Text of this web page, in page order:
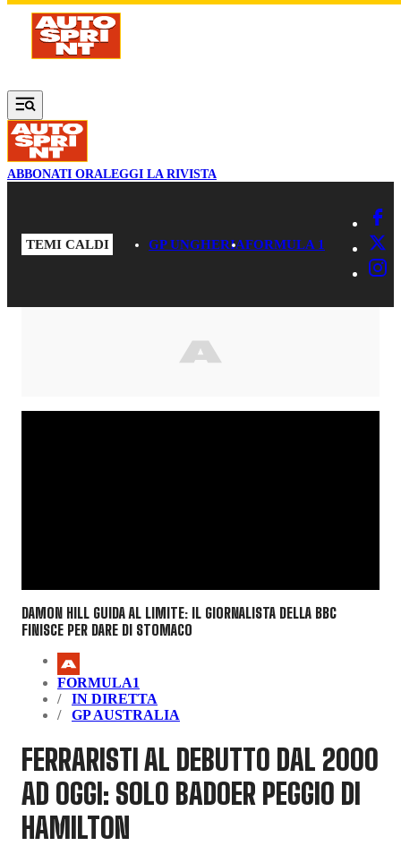
Vai al contenuto principale
ABBONATI ORALEGGI LA RIVISTA
TEMI CALDI GP UNGHERIAFORMULA 1
DAMON HILL GUIDA AL LIMITE: IL GIORNALISTA DELLA BBC
FINISCE PER DARE DI STOMACO
FORMULA1
IN DIRETTA
GP AUSTRALIA
FERRARISTI AL DEBUTTO DAL 2000
AD OGGI: SOLO BADOER PEGGIO DI
HAMILTON